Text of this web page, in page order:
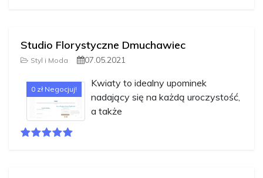
Studio Florystyczne Dmuchawiec
Styl i Moda 07.05.2021
0 zł Negocjuj!
Kwiaty to idealny upominek
nadający się na każdą uroczystość,
a także